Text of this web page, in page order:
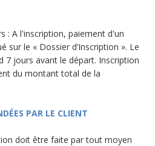
: A l'inscription, paiement d'un
sur le « Dossier d’Inscription ». Le
7 jours avant le départ. Inscription
du montant total de la
PAR LE CLIENT
doit être faite par tout moyen